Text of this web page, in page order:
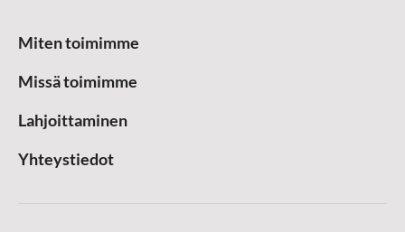
Miten toimimme
Missä toimimme
Lahjoittaminen
Yhteystiedot